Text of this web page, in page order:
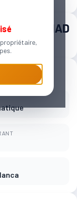
220 000 MAD
3 428 MAD / mois